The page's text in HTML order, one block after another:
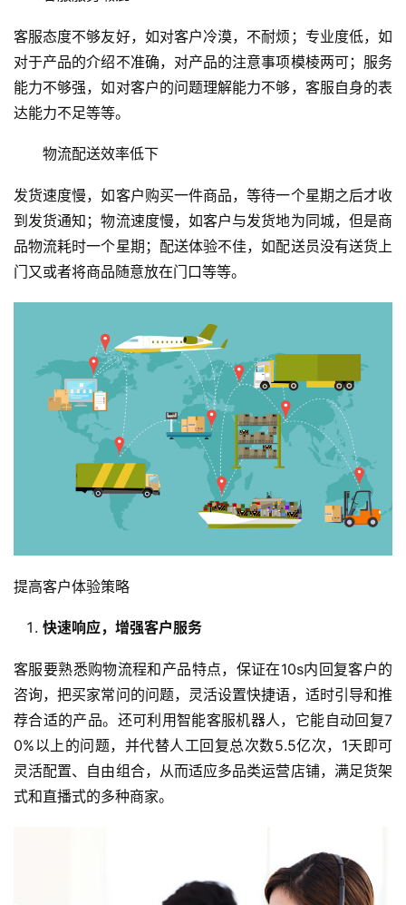
客服态度不够友好，如对客户冷漠，不耐烦；专业度低，如
对于产品的介绍不准确，对产品的注意事项模棱两可；服务
能力不够强，如对客户的问题理解能力不够，客服自身的表
达能力不足等等。
物流配送效率低下
发货速度慢，如客户购买一件商品，等待一个星期之后才收
到发货通知；物流速度慢，如客户与发货地为同城，但是商
品物流耗时一个星期；配送体验不佳，如配送员没有送货上
门又或者将商品随意放在门口等等。
提高客户体验策略
快速响应，增强客户服务
客服要熟悉购物流程和产品特点，保证在10s内回复客户的
咨询，把买家常问的问题，灵活设置快捷语，适时引导和推
荐合适的产品。还可利用智能客服机器人，它能自动回复7
0%以上的问题，并代替人工回复总次数5.5亿次，1天即可
灵活配置、自由组合，从而适应多品类运营店铺，满足货架
式和直播式的多种商家。